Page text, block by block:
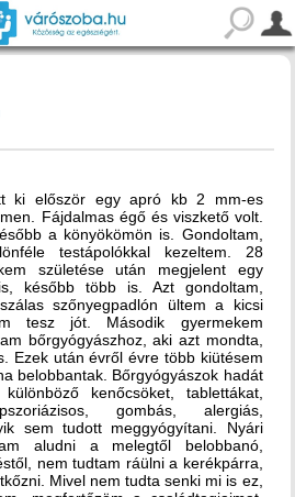
ki először egy apró kb 2 mm-es
Fájdalmas égő és viszkető volt.
a könyökömön is. Gondoltam,
testápolókkal kezeltem. 28
születése után megjelent egy
később több is. Azt gondoltam,
szőnyegpadlón ültem a kicsi
tesz jót. Második gyermekem
bőrgyógyászhoz, aki azt mondta,
Ezek után évről évre több kiütésem
belobbantak. Bőrgyógyászok hadát
kenőcsöket, tablettákat,
gombás, alergiás,
sem tudott meggyógyítani. Nyári
aludni a melegtől belobbanó,
nem tudtam ráülni a kerékpárra,
Mivel nem tudta senki mi is ez,